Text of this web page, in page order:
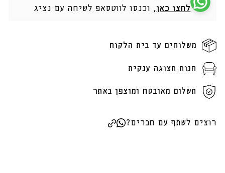
לחצו כאן, וכנסו לווטסאפ לשיחה עם נציג
משלוחים עד בית הלקוח
חנות תצוגה ענקית
תשלום מאובטח ומוצפן באתר
רוצים לשתף עם חברים?